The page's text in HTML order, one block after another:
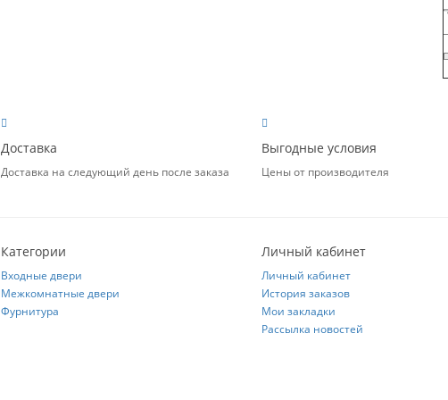
Доставка
Доставка на следующий день после заказа
Выгодные условия
Цены от производителя
Категории
Входные двери
Межкомнатные двери
Фурнитура
Личный кабинет
Личный кабинет
История заказов
Мои закладки
Рассылка новостей